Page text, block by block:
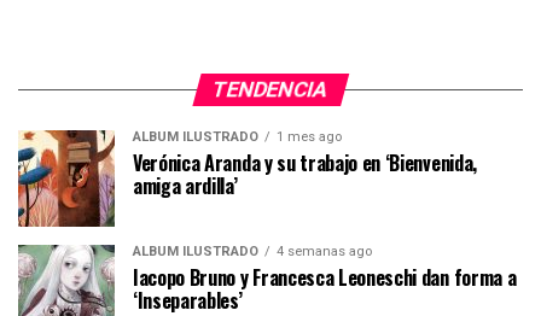
TENDENCIA
ÁLBUM ILUSTRADO 1 mes ago
Verónica Aranda y su trabajo en ‘Bienvenida,
amiga ardilla’
ÁLBUM ILUSTRADO 4 semanas ago
Iacopo Bruno y Francesca Leoneschi dan forma a
‘Inseparables’